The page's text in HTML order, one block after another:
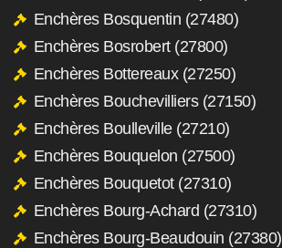
Enchères Bosquentin (27480)
Enchères Bosrobert (27800)
Enchères Bottereaux (27250)
Enchères Bouchevilliers (27150)
Enchères Boulleville (27210)
Enchères Bouquelon (27500)
Enchères Bouquetot (27310)
Enchères Bourg-Achard (27310)
Enchères Bourg-Beaudouin (27380)